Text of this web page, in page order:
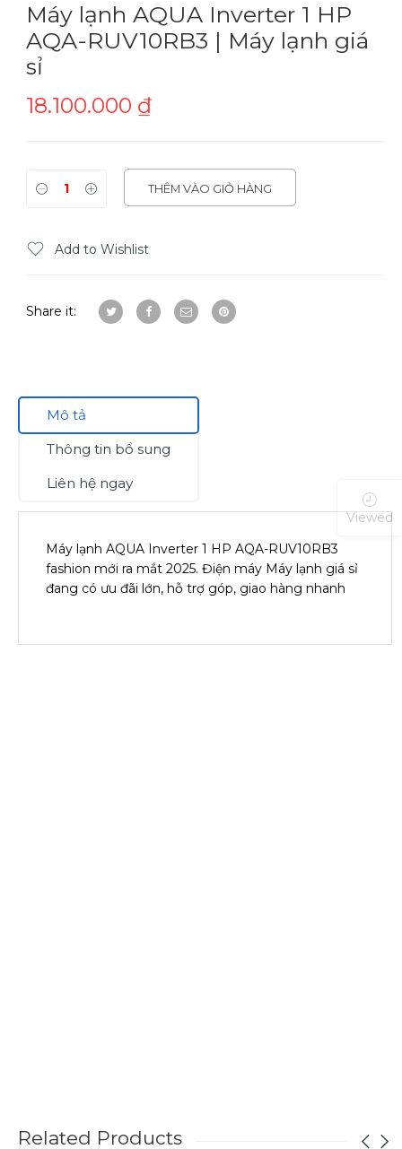
Máy lạnh AQUA Inverter 1 HP
AQA-RUV10RB3 | Máy lạnh giá
sỉ
18.100.000 ₫
THÊM VÀO GIỎ HÀNG
Add to Wishlist
Share it:
Mô tả
Thông tin bổ sung
Liên hệ ngay
Máy lạnh AQUA Inverter 1 HP AQA-RUV10RB3
fashion mới ra mắt 2025. Điện máy Máy lạnh giá sỉ
đang có ưu đãi lớn, hỗ trợ góp, giao hàng nhanh
Related Products
Viewed